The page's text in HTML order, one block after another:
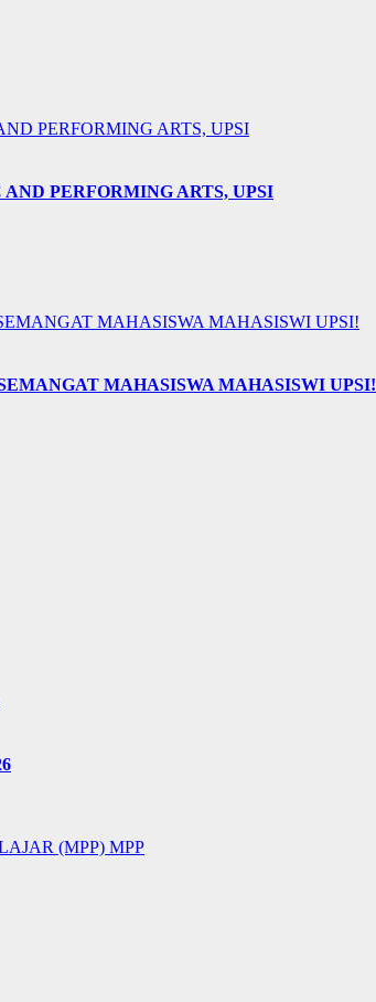
PERFORMING ARTS, UPSI
MAHASISWA MAHASISWI UPSI!
(MPP) MPP